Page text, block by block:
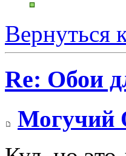
Вернуться
Re: Обои
Могучий